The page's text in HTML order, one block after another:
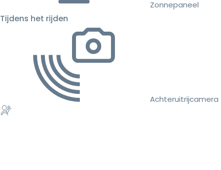
Zonnepaneel
Tijdens het rijden
Achteruitrijcamera